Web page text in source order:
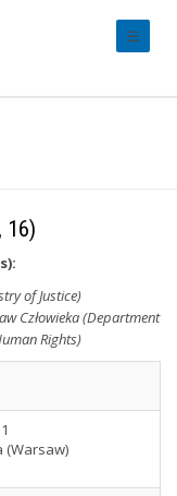
16)
of Justice)
Człowieka (Department
Rights)
(Warsaw)